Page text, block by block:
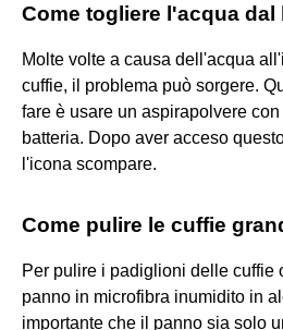
Come togliere l'acqua
Molte volte a causa dell'acqua
cuffie, il problema può sorgere.
fare è usare un aspirapolvere
batteria. Dopo aver acceso
l'icona scompare.
Come pulire le cuffie
Per pulire i padiglioni delle cuffie
panno in microfibra inumidito in
importante che il panno sia solo